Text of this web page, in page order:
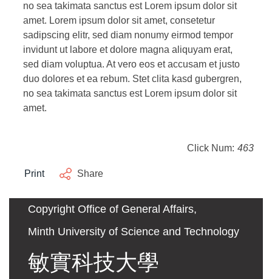
no sea takimata sanctus est Lorem ipsum dolor sit
amet. Lorem ipsum dolor sit amet, consetetur
sadipscing elitr, sed diam nonumy eirmod tempor
invidunt ut labore et dolore magna aliquyam erat,
sed diam voluptua. At vero eos et accusam et justo
duo dolores et ea rebum. Stet clita kasd gubergren,
no sea takimata sanctus est Lorem ipsum dolor sit
amet.
Click Num: 463
Print Share
Copyright Office of General Affairs,
Minth University of Science and Technology
敏實科技大學